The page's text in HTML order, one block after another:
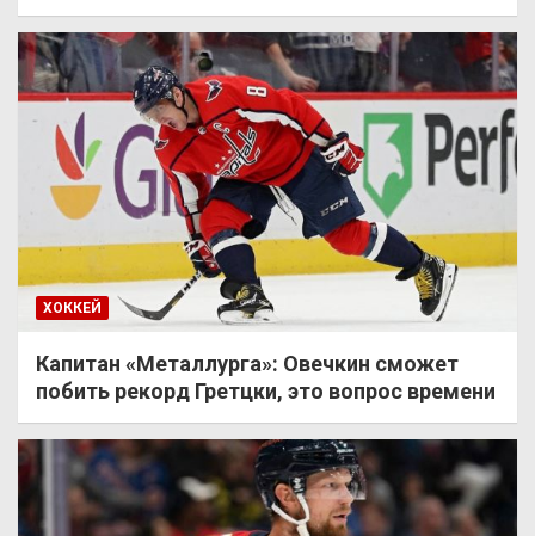
ХОККЕЙ
Капитан «Металлурга»: Овечкин сможет
побить рекорд Гретцки, это вопрос времени